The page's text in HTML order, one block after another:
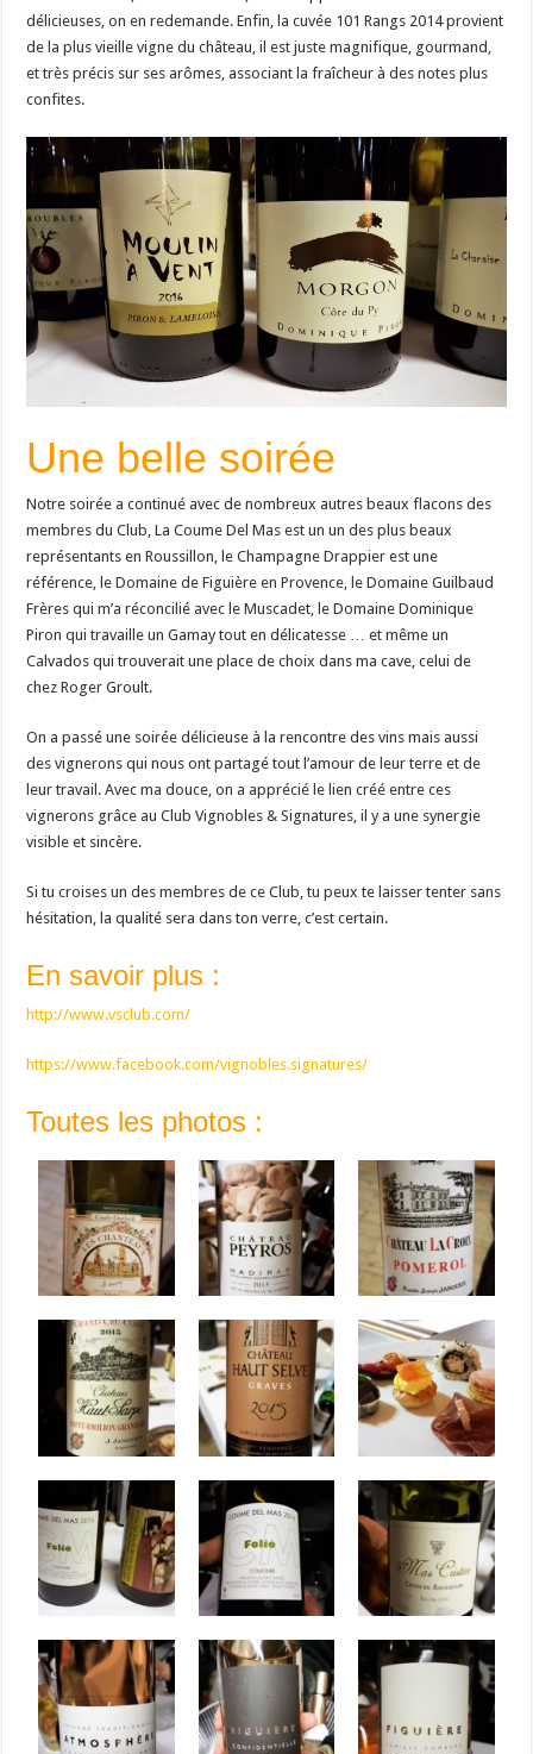
délicieuses, on en redemande. Enfin, la cuvée 101 Rangs 2014 provient
de la plus vieille vigne du château, il est juste magnifique, gourmand,
et très précis sur ses arômes, associant la fraîcheur à des notes plus
confites.
Une belle soirée
Notre soirée a continué avec de nombreux autres beaux flacons des
membres du Club, La Coume Del Mas est un un des plus beaux
représentants en Roussillon, le Champagne Drappier est une
référence, le Domaine de Figuière en Provence, le Domaine Guilbaud
Frères qui m’a réconcilié avec le Muscadet, le Domaine Dominique
Piron qui travaille un Gamay tout en délicatesse … et même un
Calvados qui trouverait une place de choix dans ma cave, celui de
chez Roger Groult.
On a passé une soirée délicieuse à la rencontre des vins mais aussi
des vignerons qui nous ont partagé tout l’amour de leur terre et de
leur travail. Avec ma douce, on a apprécié le lien créé entre ces
vignerons grâce au Club Vignobles & Signatures, il y a une synergie
visible et sincère.
Si tu croises un des membres de ce Club, tu peux te laisser tenter sans
hésitation, la qualité sera dans ton verre, c’est certain.
En savoir plus :
http://www.vsclub.com/
https://www.facebook.com/vignobles.signatures/
Toutes les photos :